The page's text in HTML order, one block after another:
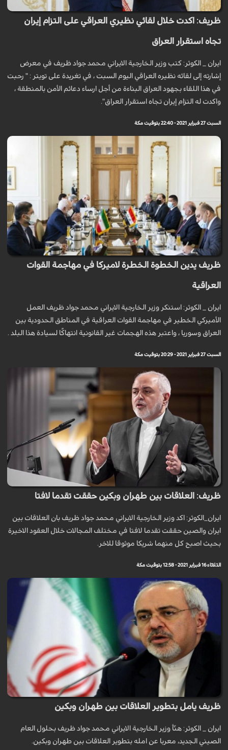
ظريف: اكدت خلال لقائي نظيري العراقي على التزام إيران
تجاه استقرار العراق
ايران _ الكوثر: كتب وزير الخارجية الايراني محمد جواد ظريف في معرض
إشارته إلى لقائه نظيره العراقي اليوم السبت ، في تغريدة على تويتر : " رحبت
في هذا اللقاء بجهود العراق البناءة من أجل ارساء دعائم الأمن بالمنطقة ،
واكدت له التزام إيران تجاه استقرار العراق".
السبت 27 فبراير 2021 - 22:40 بتوقيت مكة
ظريف يدين الخطوة الخطرة لاميركا في مهاجمة القوات
العراقية
ايران _ الكوثر: استنكر وزير الخارجية الايراني محمد جواد ظريف العمل
الأميركي الخطير في مهاجمة القوات العراقية في المناطق الحدودية بين
العراق وسوريا ، واعتبر هذه الهجمات غير القانونية انتهاكًا لسيادة هذا البلد .
السبت 27 فبراير 2021 - 20:29 بتوقيت مكة
ظريف: العلاقات بين طهران وبكين حققت تقدما لافتا
ايران_الكوثر: اكد وزير الخارجية الايراني محمد جواد ظريف بان العلاقات بين
ايران والصين حققت تقدما لافتا في مختلف المجالات خلال العقود الاخيرة
بحيث اصبح كل منهما شريكا موثوقا للاخر.
الثلاثاء 16 فبراير 2021 - 12:58 بتوقيت مكة
ظريف يامل بتطوير العلاقات بين طهران وبكين
ايران _ الكوثر: هنّأ وزير الخارجية الايراني محمد جواد ظريف بحلول العام
الصيني الجديد، معربا عن امله بتطوير العلاقات بين طهران وبكين.